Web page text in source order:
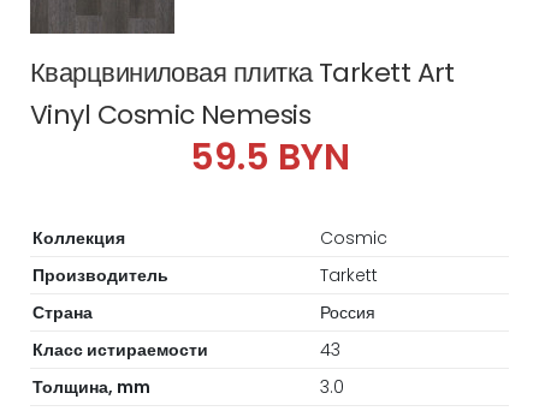
Кварцвиниловая плитка Tarkett Art
Vinyl Cosmic Nemesis
59.5 BYN
Коллекция
Cosmic
Производитель
Tarkett
Страна
Россия
Класс истираемости
43
Толщина, mm
3.0